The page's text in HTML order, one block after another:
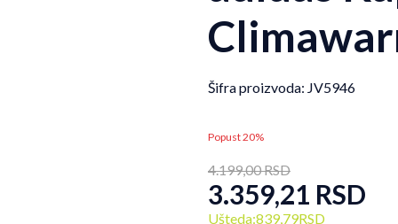
Šifra proizvoda: JV5946
Popust 20%
4.199,00RSD
3.359,21 RSD
Ušteda:839,79RSD